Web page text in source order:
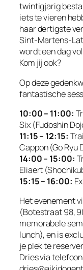
twintigjarig
iets te vieren
haar dertigste
Sint-Martens-
wordt een dag
Kom jij ook?
Op deze
fantastische
10:00 – 11:00:
Six (Fudoshin
11:15 – 12:15:
Cappon (Go Ryu
14:00 – 15:00:
Eliaert
15:15 – 16:00:
Het evenement
(Botestraat 98,
memorabele
lunch), en is
je plek te
Dries via